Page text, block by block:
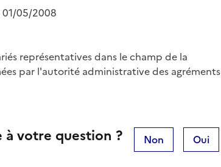
01/05/2008
représentatives dans le champ de la
par l'autorité administrative des agréments
à votre question ? Non Oui